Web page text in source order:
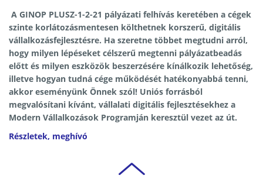
A GINOP PLUSZ-1-2-21 pályázati felhívás keretében a cégek
szinte korlátozásmentesen költhetnek korszerű, digitális
vállalkozásfejlesztésre. Ha szeretne többet megtudni arról,
hogy milyen lépéseket célszerű megtenni pályázatbeadás
előtt és milyen eszközök beszerzésére kínálkozik lehetőség,
illetve hogyan tudná cége működését hatékonyabbá tenni,
akkor eseményünk Önnek szól! Uniós forrásból
megvalósítani kívánt, vállalati digitális fejlesztésekhez a
Modern Vállalkozások Programján keresztül vezet az út.
Részletek, meghívó